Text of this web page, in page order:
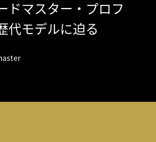
ドマスター・プロフ
代モデルに迫る